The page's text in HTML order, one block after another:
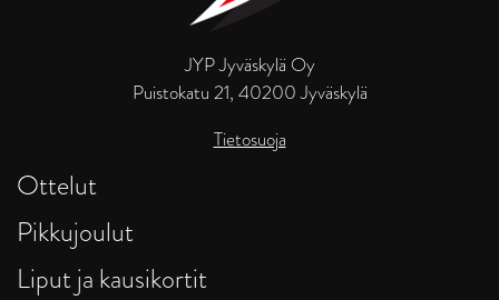
JYP Jyväskylä Oy
Puistokatu 21, 40200 Jyväskylä
Tietosuoja
Ottelut
Pikkujoulut
Liput ja kausikortit